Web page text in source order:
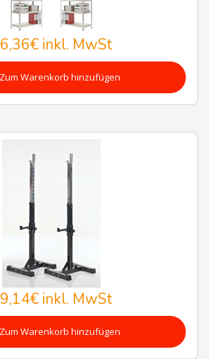
inkl. MwSt
Zum Warenkorb hinzufügen
inkl. MwSt
Zum Warenkorb hinzufügen